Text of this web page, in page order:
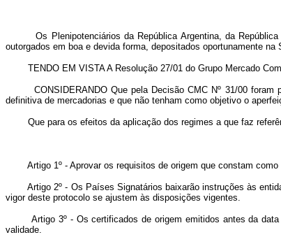
Os Plenipotenciários da República Argentina, da República
outorgados em boa e devida forma, depositados oportunamente
TENDO EM VISTA A Resolução 27/01 do Grupo Mercado
CONSIDERANDO Que pela Decisão CMC Nº 31/00 foram
definitiva de mercadorias e que não tenham como objetivo o
Que para os efeitos da aplicação dos regimes a que faz
Artigo 1º - Aprovar os requisitos de origem que constam como
Artigo 2º - Os Países Signatários baixarão instruções às
vigor deste protocolo se ajustem às disposições vigentes.
Artigo 3º - Os certificados de origem emitidos antes da data
validade.